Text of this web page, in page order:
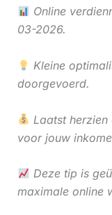
Online
03-2026.
Kleine
doorgevoerd.
Laatst
voor jouw
Deze tip is
maximale online